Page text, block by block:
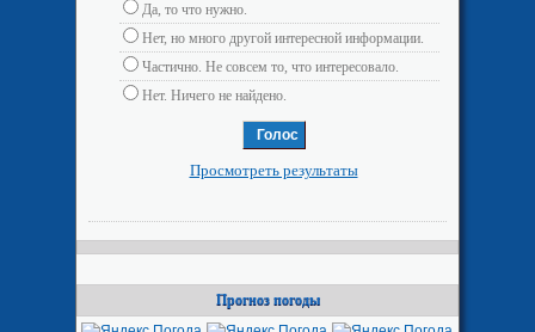
Да, то что нужно.
Нет, но много другой интересной информации.
Частично. Не совсем то, что интересовало.
Нет. Ничего не найдено.
Просмотреть результаты
Прогноз погоды